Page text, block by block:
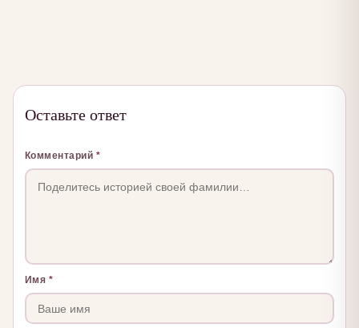
Оставьте ответ
Комментарий *
Имя *